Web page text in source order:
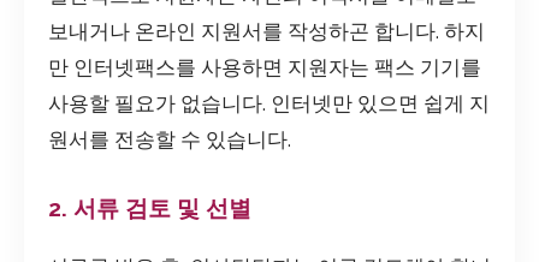
보내거나 온라인 지원서를 작성하곤 합니다. 하지
만 인터넷팩스를 사용하면 지원자는 팩스 기기를
사용할 필요가 없습니다. 인터넷만 있으면 쉽게 지
원서를 전송할 수 있습니다.
2. 서류 검토 및 선별